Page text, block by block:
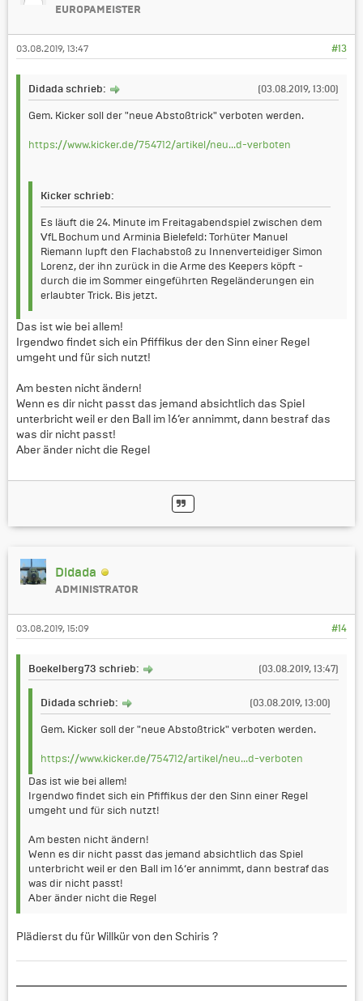
EUROPAMEISTER
#13
03.08.2019, 13:47
(03.08.2019, 13:00)
Didada schrieb:
Gem. Kicker soll der "neue Abstoßtrick" verboten werden.
https://www.kicker.de/754712/artikel/neu...d-verboten
Kicker schrieb:
Es läuft die 24. Minute im Freitagabendspiel zwischen dem
VfL Bochum und Arminia Bielefeld: Torhüter Manuel
Riemann lupft den Flachabstoß zu Innenverteidiger Simon
Lorenz, der ihn zurück in die Arme des Keepers köpft -
durch die im Sommer eingeführten Regeländerungen ein
erlaubter Trick. Bis jetzt.
Das ist wie bei allem!
Irgendwo findet sich ein Pfiffikus der den Sinn einer Regel
umgeht und für sich nutzt!
Am besten nicht ändern!
Wenn es dir nicht passt das jemand absichtlich das Spiel
unterbricht weil er den Ball im 16‘er annimmt, dann bestraf das
was dir nicht passt!
Aber änder nicht die Regel
Didada
ADMINISTRATOR
#14
03.08.2019, 15:09
(03.08.2019, 13:47)
Boekelberg73 schrieb:
(03.08.2019, 13:00)
Didada schrieb:
Gem. Kicker soll der "neue Abstoßtrick" verboten werden.
https://www.kicker.de/754712/artikel/neu...d-verboten
Das ist wie bei allem!
Irgendwo findet sich ein Pfiffikus der den Sinn einer Regel
umgeht und für sich nutzt!
Am besten nicht ändern!
Wenn es dir nicht passt das jemand absichtlich das Spiel
unterbricht weil er den Ball im 16‘er annimmt, dann bestraf das
was dir nicht passt!
Aber änder nicht die Regel
Plädierst du für Willkür von den Schiris ?